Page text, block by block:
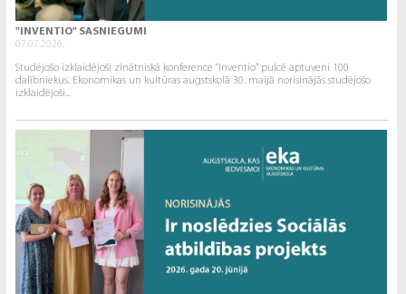
"INVENTIO" SASNIEGUMI
07.07.2026.
Studējošo izklaidējoši zinātniskā konference “Inventio” pulcē aptuveni 100
dalībniekus. Ekonomikas un kultūras augstskolā 30. maijā norisinājās studējošo
izklaidējoši...